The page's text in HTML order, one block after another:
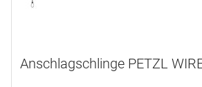
Anschlagschlinge PETZL